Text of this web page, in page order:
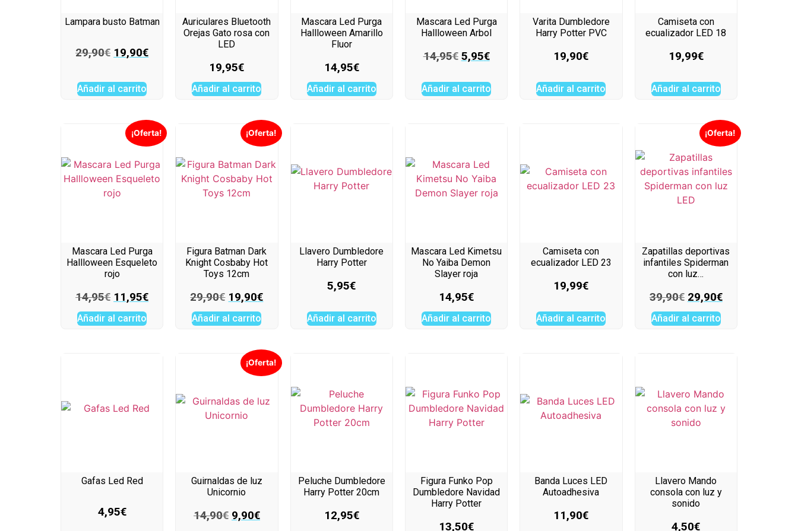
Lampara busto Batman
29,90€ 19,90€
Añadir al carrito
Auriculares Bluetooth
Orejas Gato rosa con
LED
19,95€
Añadir al carrito
Mascara Led Purga
Hallloween Amarillo
Fluor
14,95€
Añadir al carrito
Mascara Led Purga
Hallloween Arbol
14,95€ 5,95€
Añadir al carrito
Varita Dumbledore
Harry Potter PVC
19,90€
Añadir al carrito
Camiseta con
ecualizador LED 18
19,99€
Añadir al carrito
¡Oferta!
Mascara Led Purga
Hallloween Esqueleto
rojo
14,95€ 11,95€
Añadir al carrito
¡Oferta!
Figura Batman Dark
Knight Cosbaby Hot
Toys 12cm
29,90€ 19,90€
Añadir al carrito
Llavero Dumbledore
Harry Potter
5,95€
Añadir al carrito
Mascara Led Kimetsu
No Yaiba Demon
Slayer roja
14,95€
Añadir al carrito
Camiseta con
ecualizador LED 23
19,99€
Añadir al carrito
¡Oferta!
Zapatillas deportivas
infantiles Spiderman
con luz…
39,90€ 29,90€
Añadir al carrito
Gafas Led Red
4,95€
¡Oferta!
Guirnaldas de luz
Unicornio
14,90€ 9,90€
Peluche Dumbledore
Harry Potter 20cm
12,95€
Figura Funko Pop
Dumbledore Navidad
Harry Potter
13,50€
Banda Luces LED
Autoadhesiva
11,90€
Llavero Mando
consola con luz y
sonido
4,50€